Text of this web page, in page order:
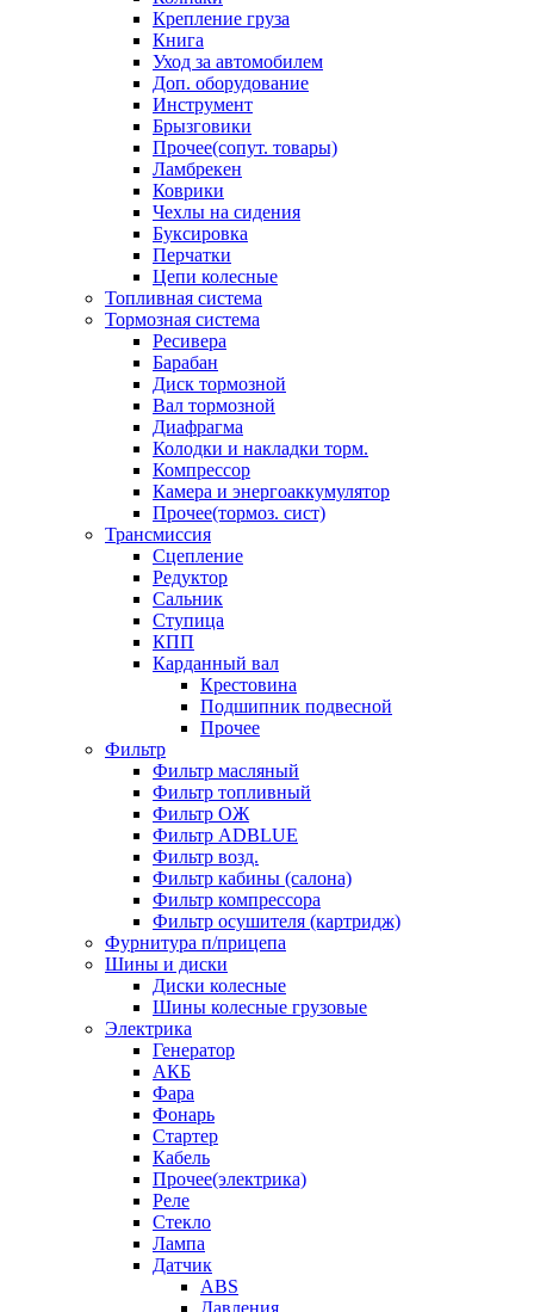
Крепление груза
Книга
Уход за автомобилем
Доп. оборудование
Инструмент
Брызговики
Прочее(сопут. товары)
Ламбрекен
Коврики
Чехлы на сидения
Буксировка
Перчатки
Цепи колесные
Топливная система
Тормозная система
Ресивера
Барабан
Диск тормозной
Вал тормозной
Диафрагма
Колодки и накладки торм.
Компрессор
Камера и энергоаккумулятор
Прочее(тормоз. сист)
Трансмиссия
Сцепление
Редуктор
Сальник
Ступица
КПП
Карданный вал
Крестовина
Подшипник подвесной
Прочее
Фильтр
Фильтр масляный
Фильтр топливный
Фильтр ОЖ
Фильтр ADBLUE
Фильтр возд.
Фильтр кабины (салона)
Фильтр компрессора
Фильтр осушителя (картридж)
Фурнитура п/прицепа
Шины и диски
Диски колесные
Шины колесные грузовые
Электрика
Генератор
АКБ
Фара
Фонарь
Стартер
Кабель
Прочее(электрика)
Реле
Стекло
Лампа
Датчик
ABS
Давления